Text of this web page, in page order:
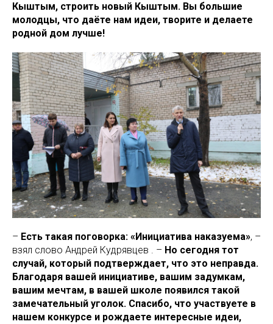
Кыштым, строить новый Кыштым. Вы большие
молодцы, что даёте нам идеи, творите и делаете
родной дом лучше!
– Есть такая поговорка: «Инициатива наказуема», –
взял слово Андрей Кудрявцев . – Но сегодня тот
случай, который подтверждает, что это неправда.
Благодаря вашей инициативе, вашим задумкам,
вашим мечтам, в вашей школе появился такой
замечательный уголок. Спасибо, что участвуете в
нашем конкурсе и рождаете интересные идеи,